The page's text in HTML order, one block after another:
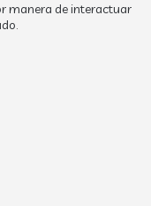
manera de interactuar